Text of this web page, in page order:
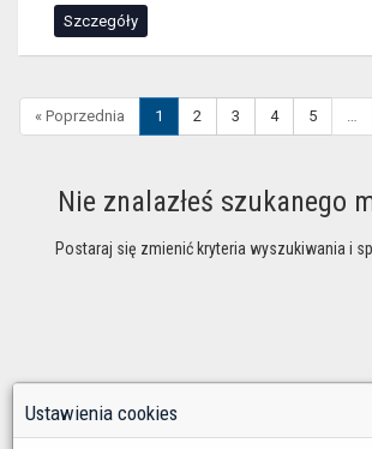
Szczegóły
« Poprzednia 1 2 3 4 5 …
Nie znalazłeś szukanego
Postaraj się zmienić kryteria wyszukiwania i
Ustawienia cookies